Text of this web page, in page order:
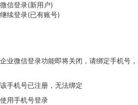
微信登录(新用户)
继续登录(已有账号)
企业微信登录功能即将关闭，请绑定手机号
该手机号已注册，无法绑定
使用手机号登录